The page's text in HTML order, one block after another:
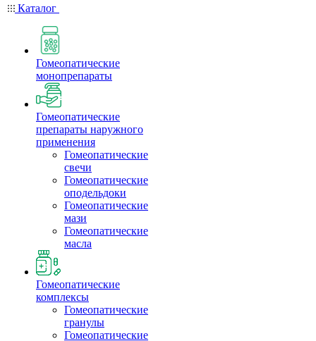
Каталог
Гомеопатические
монопрепараты
Гомеопатические
препараты наружного
применения
Гомеопатические
свечи
Гомеопатические
оподельдоки
Гомеопатические
мази
Гомеопатические
масла
Гомеопатические
комплексы
Гомеопатические
гранулы
Гомеопатические